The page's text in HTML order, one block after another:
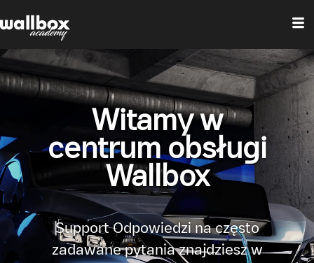
Witamy w
centrum obsługi
Wallbox
Support Odpowiedzi na często
zadawane pytania znajdziesz w